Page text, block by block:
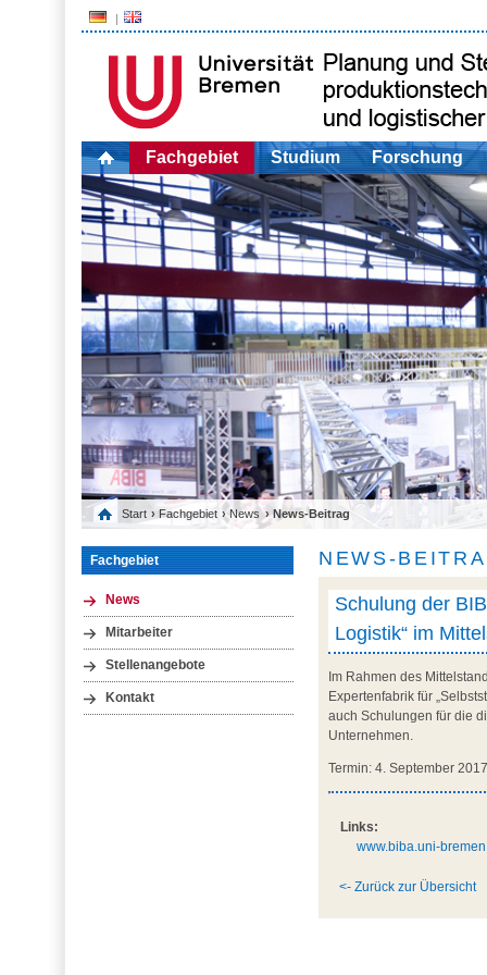
Fachgebiet Studium Forschung
Start › Fachgebiet ›News › News-Beitrag
Fachgebiet
News
Mitarbeiter
Stellenangebote
Kontakt
NEWS-
Schulung der
Logistik“ im
Im Rahmen des
Expertenfabrik für
auch Schulungen für die
Unternehmen.
Termin: 4. September
Links:
www.biba.uni-
<- Zurück zur Übersicht